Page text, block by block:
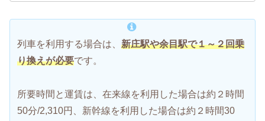
列車を利用する場合は、 新庄駅や余目駅で１～２回乗
り換えが必要です。
所要時間と運賃は、在来線を利用した場合は約２時間
50分/2,310円、新幹線を利用した場合は約２時間30